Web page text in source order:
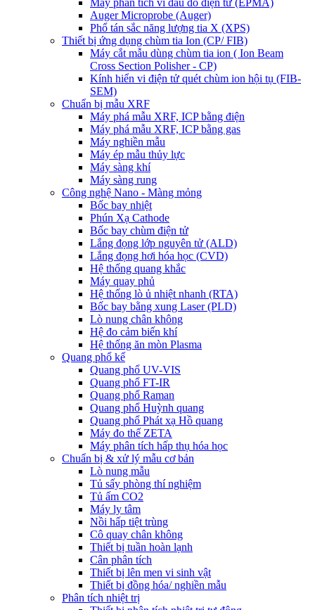
Máy phân tích vi đầu dò điện tử (EPMA)
Auger Microprobe (Auger)
Phổ tán sắc năng lượng tia X (XPS)
Thiết bị ứng dụng chùm tia Ion (CP/ FIB)
Máy cắt mẫu dùng chùm tia ion ( Ion Beam
Cross Section Polisher - CP)
Kính hiển vi điện tử quét chùm ion hội tụ (FIB-
SEM)
Chuẩn bị mẫu XRF
Máy phá mẫu XRF, ICP bằng điện
Máy phá mẫu XRF, ICP bằng gas
Máy nghiền mẫu
Máy ép mẫu thủy lực
Máy sàng khí
Máy sàng rung
Công nghệ Nano - Màng mỏng
Bốc bay nhiệt
Phún Xạ Cathode
Bốc bay chùm điện tử
Lắng đọng lớp nguyên tử (ALD)
Lắng đọng hơi hóa học (CVD)
Hệ thống quang khắc
Máy quay phủ
Hệ thống lò ủ nhiệt nhanh (RTA)
Bốc bay bằng xung Laser (PLD)
Lò nung chân không
Hệ đo cảm biến khí
Hệ thống ăn mòn Plasma
Quang phổ kế
Quang phổ UV-VIS
Quang phổ FT-IR
Quang phổ Raman
Quang phổ Huỳnh quang
Quang phổ Phát xạ Hồ quang
Máy đo thế ZETA
Máy phân tích hấp thụ hóa học
Chuẩn bị & xử lý mẫu cơ bản
Lò nung mẫu
Tủ sấy phòng thí nghiệm
Tủ ấm CO2
Máy ly tâm
Nồi hấp tiệt trùng
Cô quay chân không
Thiết bị tuần hoàn lạnh
Cân phân tích
Thiết bị lên men vi sinh vật
Thiết bị đồng hóa/ nghiền mẫu
Phân tích nhiệt trị